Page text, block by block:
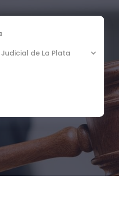
de La Plata